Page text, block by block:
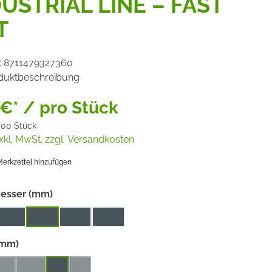
8711479327360
€* / pro Stück
Stück
MwSt. zzgl. Versandkosten
hinzufügen
(mm)auswählen
auswählen